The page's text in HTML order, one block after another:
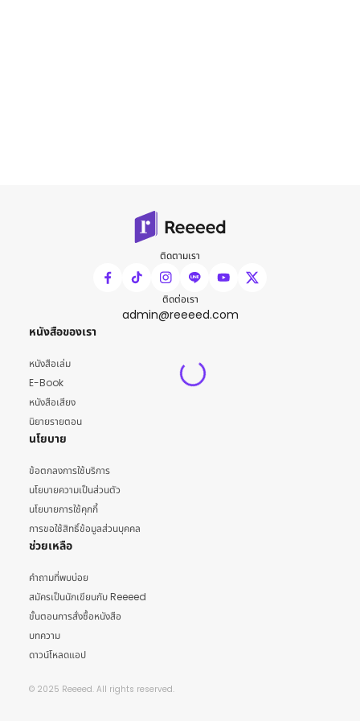
ติดตามเรา
ติดต่อเรา
admin@reeeed.com
หนังสือของเรา
หนังสือเล่ม
E-Book
หนังสือเสียง
นิยายรายตอน
นโยบาย
ข้อตกลงการใช้บริการ
นโยบายความเป็นส่วนตัว
นโยบายการใช้คุกกี้
การขอใช้สิทธิ์ข้อมูลส่วนบุคคล
ช่วยเหลือ
คำถามที่พบบ่อย
สมัครเป็นนักเขียนกับ Reeeed
ขั้นตอนการสั่งซื้อหนังสือ
บทความ
ดาวน์โหลดแอป
© 2025 Reeeed. All rights reserved.